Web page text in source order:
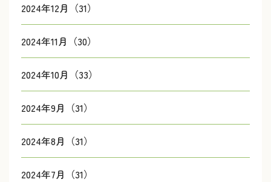
2024年12月（31）
2024年11月（30）
2024年10月（33）
2024年9月（31）
2024年8月（31）
2024年7月（31）